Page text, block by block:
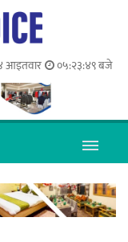
आइतवार ०५:२३:५० बजे